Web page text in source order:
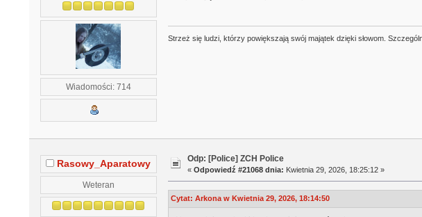
Wiadomości: 714
Strzeż się ludzi, którzy powiększają swój majątek dzięki słowom.
Rasowy_Aparatowy
Weteran
Odp: [Police] ZCH Police
«Odpowiedź #21068 dnia: Kwietnia 29, 2026, 18:25:12 »
Cytat: Arkona w Kwietnia 29, 2026, 18:14:50